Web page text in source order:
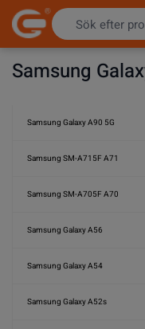
Hoppa till innehållet
Samsung
Samsung Galaxy A90 5G
Samsung SM-A715F A71
Samsung SM-A705F A70
Samsung Galaxy A56
Samsung Galaxy A54
Samsung Galaxy A52s